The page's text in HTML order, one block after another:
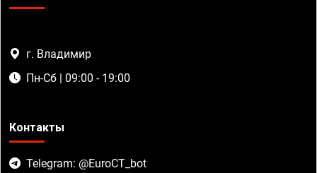
г. Владимир
Пн-Сб | 09:00 - 19:00
Контакты
Telegram: @EuroCT_bot